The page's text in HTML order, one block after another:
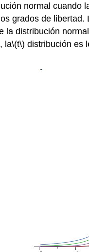
normal cuando
grados de libertad.
la distribución
la\(t\) distribución es